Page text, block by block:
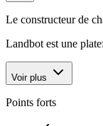
Le constructeur de
Landbot est une
Voir plus
Points forts